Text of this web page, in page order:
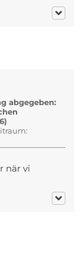
abgegeben:
när vi